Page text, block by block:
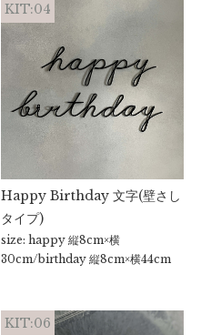
KIT:04
Happy Birthday 文字(壁さし
タイプ)
size: happy 縦8cm×横
30cm/birthday 縦8cm×横44cm
KIT:06